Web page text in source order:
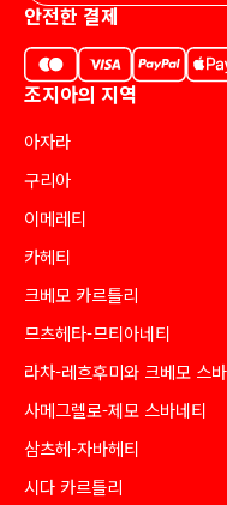
안전한 결제
조지아의 지역
아자라
구리아
이메레티
카헤티
크베모 카르틀리
므츠헤타-므티아네티
라차-레흐후미와 크베모 스
사메그렐로-제모 스바네티
삼츠헤-자바헤티
시다 카르틀리